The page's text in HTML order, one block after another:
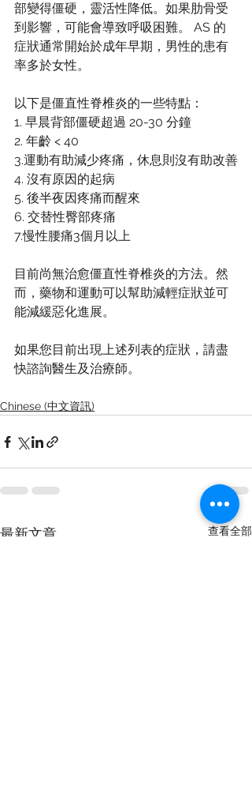
部變得僵硬，靈活性降低。如果肋骨受
到影響，可能會導致呼吸困難。 AS 的
症狀通常開始於成年早期，男性的患有
率多於女性。
以下是僵直性脊椎炎的一些特點：
1. 早晨背部僵硬超過 20-30 分鐘
2. 年齡 < 40
3.運動有助減少疼痛，休息則沒有助改善
4. 沒有原因的起病
5. 後半夜因疼痛而醒來
6. 交替性臀部疼痛
7.慢性腰痛3個月以上
目前尚無治愈僵直性脊椎炎的方法。然
而，藥物和運動可以幫助減輕症狀並可
能減緩惡化進展。
如果您目前出現上述列表的症狀，請盡
快諮詢醫生及治療師。
Chinese (中文資訊)
最新文章 查看全部